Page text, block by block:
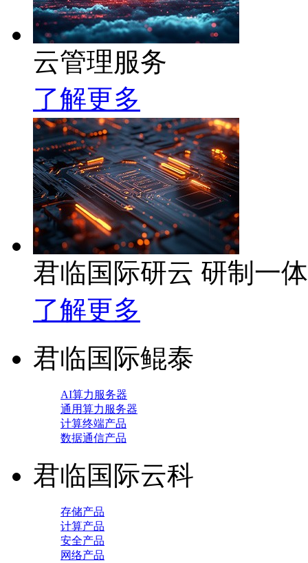
云管理服务
了解更多
君临国际研云 研制一
了解更多
君临国际鲲泰
AI算力服务器
通用算力服务器
计算终端产品
数据通信产品
君临国际云科
存储产品
计算产品
安全产品
网络产品